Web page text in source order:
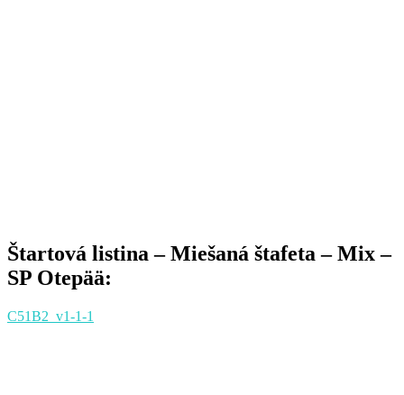
Štartová listina – Miešaná štafeta – Mix –
SP Otepää:
C51B2_v1-1-1